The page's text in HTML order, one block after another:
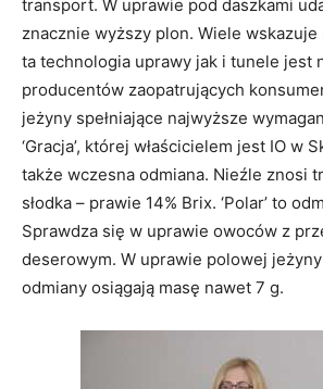
transport. W uprawie pod daszkami
znacznie wyższy plon. Wiele wskazuje
ta technologia uprawy jak i tunele jest
producentów zaopatrujących
jeżyny spełniające najwyższe
‘Gracja’, której właścicielem jest IO w
także wczesna odmiana. Nieźle znosi
słodka – prawie 14% Brix. ‘Polar’ to
Sprawdza się w uprawie owoców z
deserowym. W uprawie polowej
odmiany osiągają masę nawet 7 g.